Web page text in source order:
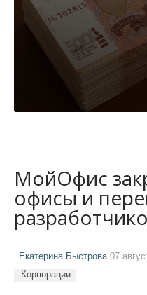
МойОфис
офисы и
Екатерина Быстрова 07
Корпорации